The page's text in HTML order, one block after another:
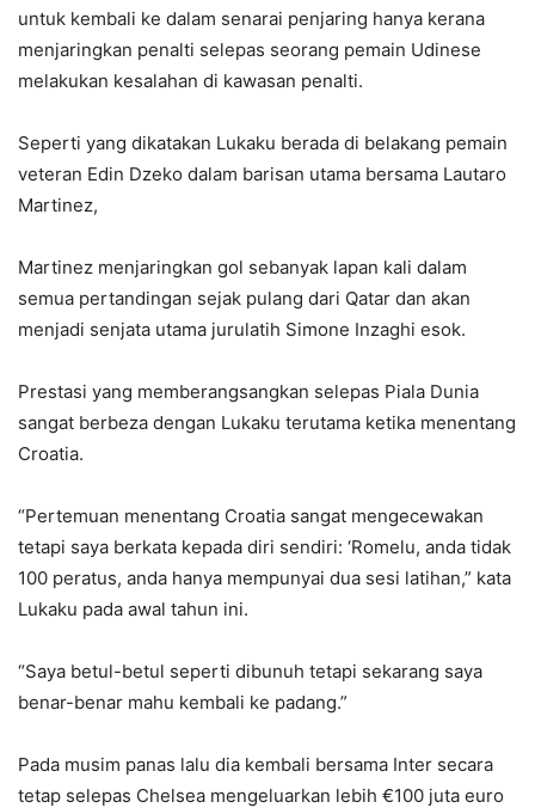
untuk kembali ke dalam senarai penjaring hanya kerana
menjaringkan penalti selepas seorang pemain Udinese
melakukan kesalahan di kawasan penalti.
Seperti yang dikatakan Lukaku berada di belakang pemain
veteran Edin Dzeko dalam barisan utama bersama Lautaro
Martinez,
Martinez menjaringkan gol sebanyak lapan kali dalam
semua pertandingan sejak pulang dari Qatar dan akan
menjadi senjata utama jurulatih Simone Inzaghi esok.
Prestasi yang memberangsangkan selepas Piala Dunia
sangat berbeza dengan Lukaku terutama ketika menentang
Croatia.
“Pertemuan menentang Croatia sangat mengecewakan
tetapi saya berkata kepada diri sendiri: ‘Romelu, anda tidak
100 peratus, anda hanya mempunyai dua sesi latihan,” kata
Lukaku pada awal tahun ini.
“Saya betul-betul seperti dibunuh tetapi sekarang saya
benar-benar mahu kembali ke padang.”
Pada musim panas lalu dia kembali bersama Inter secara
tetap selepas Chelsea mengeluarkan lebih €100 juta euro